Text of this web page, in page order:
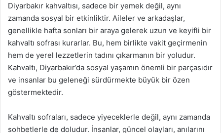
Diyarbakır kahvaltısı, sadece bir yemek değil, aynı
zamanda sosyal bir etkinliktir. Aileler ve arkadaşlar,
genellikle hafta sonları bir araya gelerek uzun ve keyifli bir
kahvaltı sofrası kurarlar. Bu, hem birlikte vakit geçirmenin
hem de yerel lezzetlerin tadını çıkarmanın bir yoludur.
Kahvaltı, Diyarbakır’da sosyal yaşamın önemli bir parçasıdır
ve insanlar bu geleneği sürdürmekte büyük bir özen
göstermektedir.
Kahvaltı sofraları, sadece yiyeceklerle değil, aynı zamanda
sohbetlerle de doludur. İnsanlar, güncel olayları, anılarını